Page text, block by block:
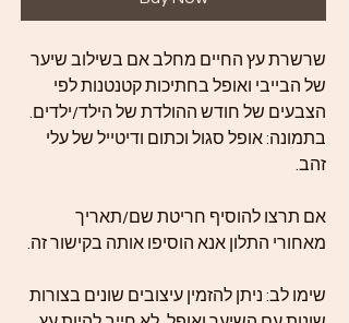
שרשרת עץ החיים מחלב אם בשילוב שיער
של הבייבי ואופל בחתיכות קטנטנות לפי
הצבעים של חודש ההולדת של הילד/ילדים.
בתמונה: אופל סגול וכתום ודיטייל של עלי
זהב.
אם תרצו להוסיף חריטת שם/תאריך
מאחורי התלון אנא הוסיפו אותה בקישור זה.
שימו לב: ניתן להזמין עיצובים שונים בצורות